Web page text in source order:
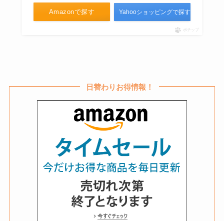
どこで買えるか徹底リサーチ！
Amazonで探す Yahooショッピングで探す
ポチップ
日替わりお得情報！